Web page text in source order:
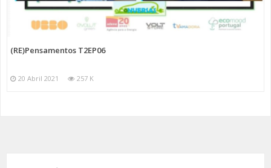
(RE)Pensamentos T2EP06
20 Abril 2021 257 K